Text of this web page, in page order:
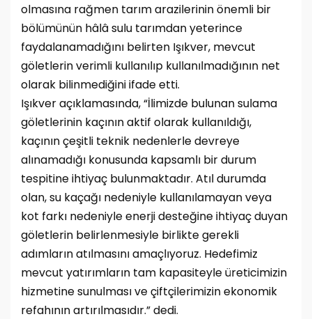
olmasına rağmen tarım arazilerinin önemli bir
bölümünün hâlâ sulu tarımdan yeterince
faydalanamadığını belirten Işıkver, mevcut
göletlerin verimli kullanılıp kullanılmadığının net
olarak bilinmediğini ifade etti.
Işıkver açıklamasında, “İlimizde bulunan sulama
göletlerinin kaçının aktif olarak kullanıldığı,
kaçının çeşitli teknik nedenlerle devreye
alınamadığı konusunda kapsamlı bir durum
tespitine ihtiyaç bulunmaktadır. Atıl durumda
olan, su kaçağı nedeniyle kullanılamayan veya
kot farkı nedeniyle enerji desteğine ihtiyaç duyan
göletlerin belirlenmesiyle birlikte gerekli
adımların atılmasını amaçlıyoruz. Hedefimiz
mevcut yatırımların tam kapasiteyle üreticimizin
hizmetine sunulması ve çiftçilerimizin ekonomik
refahının artırılmasıdır.” dedi.